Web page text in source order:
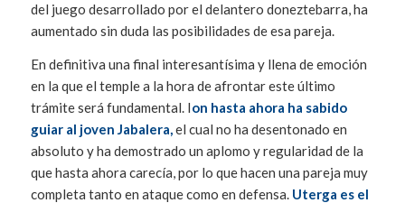
del juego desarrollado por el delantero doneztebarra, ha
aumentado sin duda las posibilidades de esa pareja.
En definitiva una final interesantísima y llena de emoción
en la que el temple a la hora de afrontar este último
trámite será fundamental. Ion hasta ahora ha sabido
guiar al joven Jabalera,el cual no ha desentonado en
absoluto y ha demostrado un aplomo y regularidad de la
que hasta ahora carecía, por lo que hacen una pareja muy
completa tanto en ataque como en defensa. Uterga es el